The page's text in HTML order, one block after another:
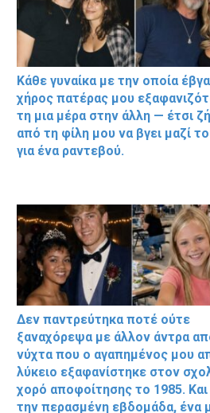
Κάθε γυναίκα με την οποία
χήρος πατέρας μου
τη μια μέρα στην άλλη — έτσι
από τη φίλη μου να βγει μαζί
για ένα ραντεβού.
Δεν παντρεύτηκα ποτέ ούτε
ξαναχόρεψα με άλλον άντρα
νύχτα που ο αγαπημένος μου
λύκειο εξαφανίστηκε στον
χορό αποφοίτησης το 1985.
την περασμένη εβδομάδα, ένα